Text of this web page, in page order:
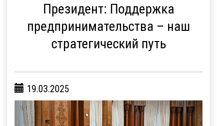
Президент: Поддержка
предпринимательства – наш
стратегический путь
19.03.2025